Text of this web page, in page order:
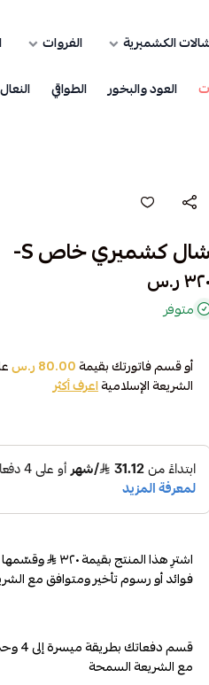
الكشميرية الفروات
العود والبخور الطواقي النعال
شال كشميري خاص S-
٣٢٠ ر.س
متوفر
أو قسم فاتورتك بقيمة80.00 ر.س
الشريعة الإسلاميةاعرف أكثر
اشترِ هذا المنتج بقيمة ٣٢٠
فوائد أو رسوم تأخير ومتوافق مع
مع الشريعة السمحة